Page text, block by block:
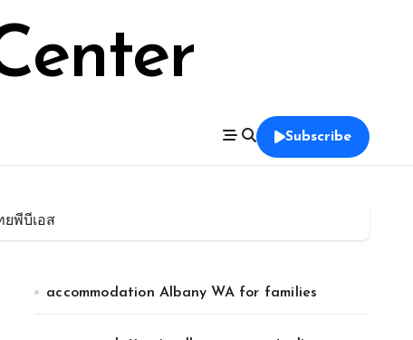
Subscribe
ยพีบีเอส
accommodation Albany WA for families